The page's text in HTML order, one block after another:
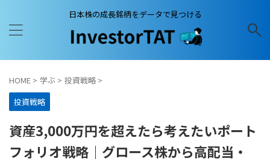
日本株の成長銘柄をデータで見つける
HOME > 学ぶ > 投資戦略 >
投資戦略
資産3,000万円を超えたら考えたいポート
フォリオ戦略｜グロース株から高配当・